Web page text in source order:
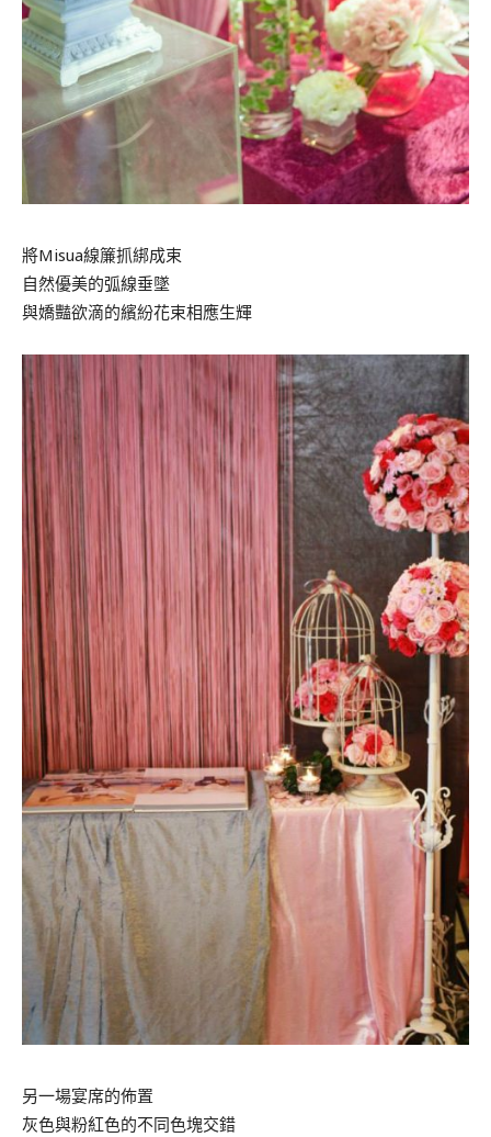
將Misua線簾抓綁成束
自然優美的弧線垂墜
與嬌豔欲滴的繽紛花束相應生輝
另一場宴席的佈置
灰色與粉紅色的不同色塊交錯